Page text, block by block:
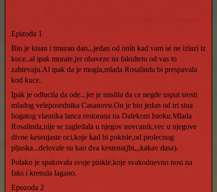
Epizoda 1
Bio je kisan i tmuran dan...jedan od onih kad vam se ne izlazi iz
kuce..al ipak morate,jer obaveze na fakultetu od vas to
zahtevaju.Al ipak da je mogla,mlada Rosalinda bi prespavala
kod kuce.
Ipak je odlucila da ode...jer je mislila da ce negde usput sresti
mladog veleposednika Casanovu.On je bio jedan od tri sina
bogatog vlasnika lanca restorana na Dalekom Istoku.Mlada
Rosalinda,nije se zagledala u njegov novcanik,vec u njegove
divne kesenjaste oci,koje kad bi pokisle,od prolecnog
pljuska...delovale su kao dva kestena(jbt,,,kakav dasa).
Polako je spakovala svoje pinkle,koje svakodnevno nosi na
faks i krenula lagano.
Epozoda 2